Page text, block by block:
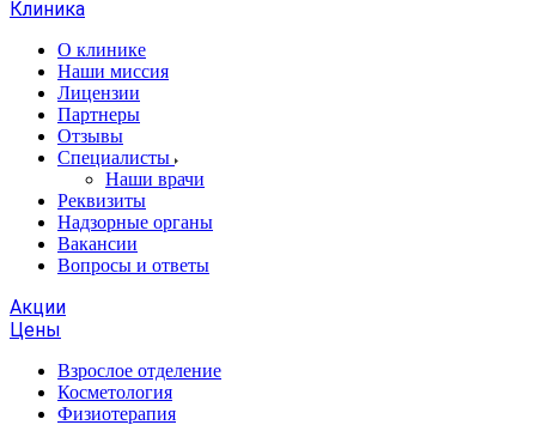
Клиника
О клинике
Наши миссия
Лицензии
Партнеры
Отзывы
Специалисты
Наши врачи
Реквизиты
Надзорные органы
Вакансии
Вопросы и ответы
Акции
Цены
Взрослое отделение
Косметология
Физиотерапия